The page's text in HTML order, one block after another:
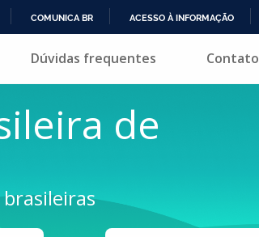
PARA
COMUNICA BR ACESSO À INFORMAÇÃO
Dúvidas frequentes Contato
de
brasileiras